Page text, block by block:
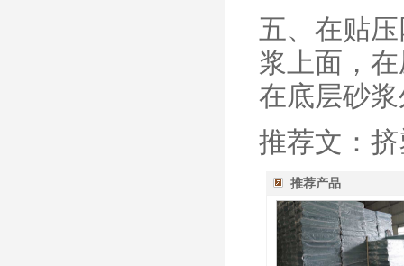
五、在贴
浆上面，
在底层砂
推荐文：
推荐产品